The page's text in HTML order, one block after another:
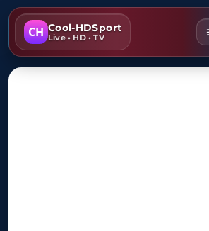
CH Cool-HDSport
Live • HD • TV